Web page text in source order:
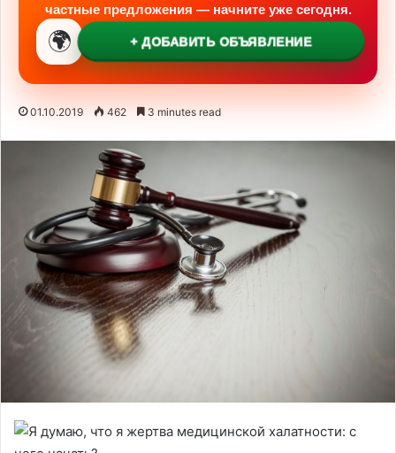
частные предложения — начните уже сегодня.
🌍 + ДОБАВИТЬ ОБЪЯВЛЕНИЕ
01.10.2019 462 3 minutes read